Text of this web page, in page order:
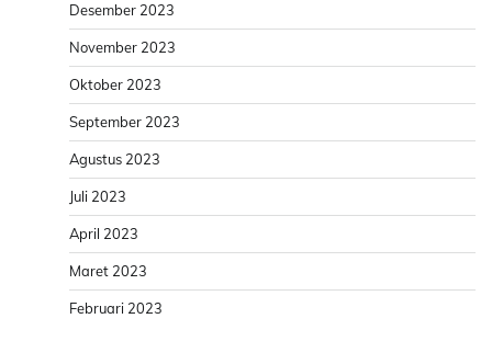
Desember 2023
November 2023
Oktober 2023
September 2023
Agustus 2023
Juli 2023
April 2023
Maret 2023
Februari 2023